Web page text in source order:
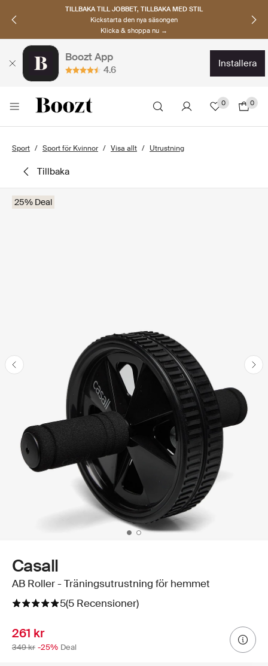
TILLBAKA TILL JOBBET, TILLBAKA MED STIL
Kickstarta den nya säsongen
Klicka & shoppa nu →
Boozt App
4.6
installera
0 0
Sport Sport för Kvinnor Visa allt Utrustning
tillbaka
25% Deal
Casall
AB Roller - Träningsutrustning för hemmet
5(5 Recensioner)
261 kr
349 kr -25% Deal